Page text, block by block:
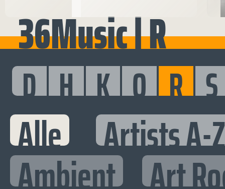
36Music | R
D H K O R S
Alle Artists A-Z
Ambient Art